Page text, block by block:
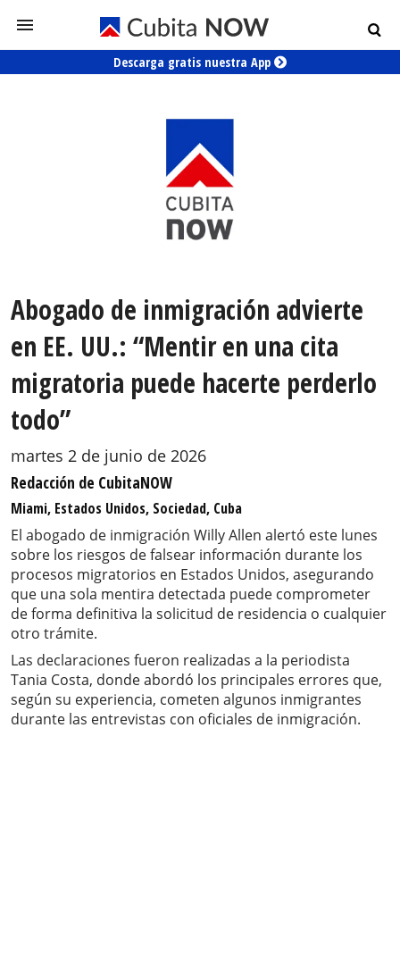
Descarga gratis nuestra App
Abogado de inmigración advierte
en EE. UU.: “Mentir en una cita
migratoria puede hacerte perderlo
todo”
martes 2 de junio de 2026
Redacción de CubitaNOW
Miami, Estados Unidos, Sociedad, Cuba
El abogado de inmigración Willy Allen alertó este lunes
sobre los riesgos de falsear información durante los
procesos migratorios en Estados Unidos, asegurando
que una sola mentira detectada puede comprometer
de forma definitiva la solicitud de residencia o cualquier
otro trámite.
Las declaraciones fueron realizadas a la periodista
Tania Costa, donde abordó los principales errores que,
según su experiencia, cometen algunos inmigrantes
durante las entrevistas con oficiales de inmigración.